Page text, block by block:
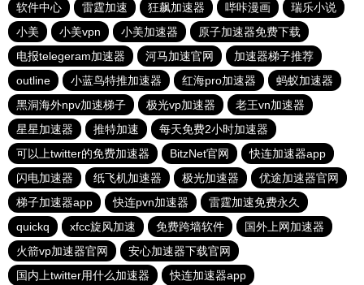
软件中心
雷霆加速 狂飙加速器 哔咔漫画
瑞乐小说
小美
小美vpn 小美加速器
原子加速器免费下载
电报telegeram加速器
河马加速官网
加速器梯子推荐
outline
小蓝鸟特推加速器 红海pro加速器
蚂蚁加速器
黑洞海外npv加速梯子
极光vp加速器
老王vn加速器
星星加速器
推特加速
每天免费2小时加速器
可以上twitter的免费加速器
BitzNet官网
快连加速器app
闪电加速器
纸飞机加速器 极光加速器
优途加速器官网
梯子加速器app
快连pvn加速器
雷霆加速免费永久
quickq
xfcc旋风加速 免费跨墙软件
国外上网加速器
火箭vp加速器官网
安心加速器下载官网
国内上twitter用什么加速器
快连加速器app